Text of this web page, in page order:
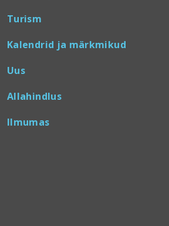
Turism
Kalendrid ja märkmikud
Uus
Allahindlus
Ilmumas